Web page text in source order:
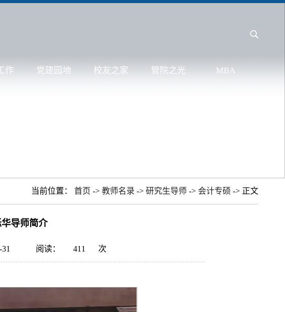
作 党建园地 校友之家 管院之光 MBA
当前位置： 首页 -> 教师名录 -> 研究生导师 -> 会计专硕 -> 正文
导师简介
阅读： 411 次